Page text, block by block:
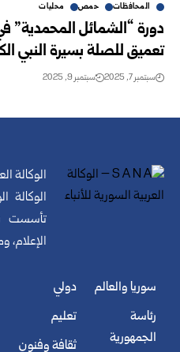
المحافظات حمص محليات
دورة “الشمائل
تعميق للصلة بسيرة النبي
سبتمبر 7, 2025 سبتمبر 9, 2025
الوكالة
الوكالة
سوريا والعالم
رئاسة
الجمهورية
دولي
تعليم
ثقافة وفنون